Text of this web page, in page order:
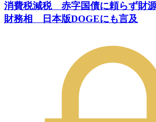
消費税減税 赤字国債に頼らず財
財務相 日本版DOGEにも言及